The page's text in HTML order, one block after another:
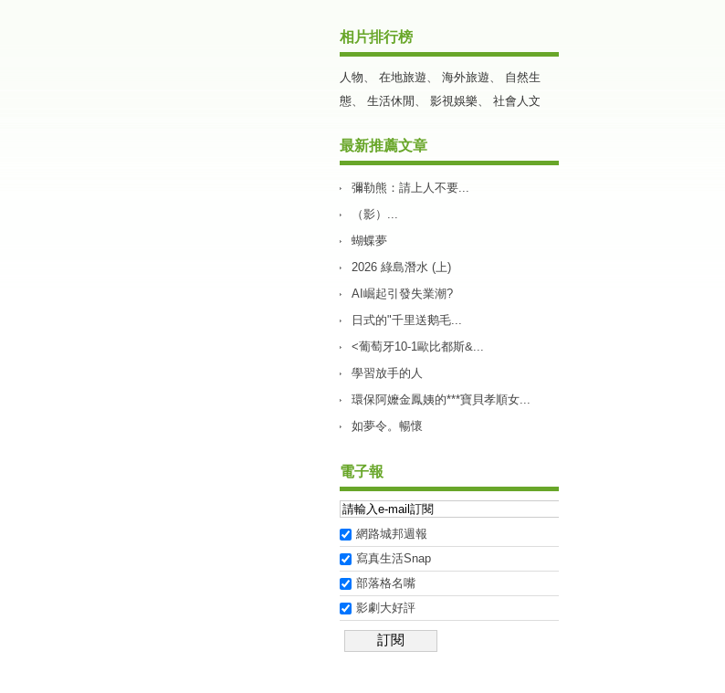
相片排行榜
人物、 在地旅遊、 海外旅遊、 自然生
態、 生活休閒 、 影視娛樂、 社會人文
最新推薦文章
彌勒熊：請上人不要...
（影）...
蝴蝶夢
2026 綠島潛水 (上)
AI崛起引發失業潮?
日式的"千里送鹅毛...
<葡萄牙10-1歐比都斯&...
學習放手的人
環保阿嬤金鳳姨的***寶貝孝順女...
如夢令。暢懷
電子報
網路城邦週報
寫真生活Snap
部落格名嘴
影劇大好評
訂閱